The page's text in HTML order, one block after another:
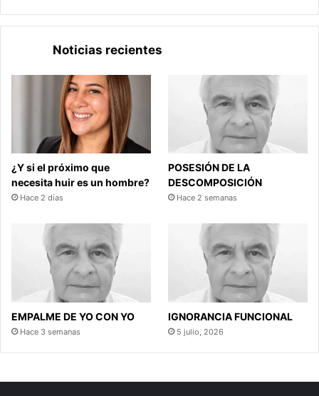
Noticias recientes
¿Y si el próximo que
necesita huir es un hombre?
Hace 2 días
POSESIÓN DE LA
DESCOMPOSICIÓN
Hace 2 semanas
EMPALME DE YO CON YO
Hace 3 semanas
IGNORANCIA FUNCIONAL
5 julio, 2026